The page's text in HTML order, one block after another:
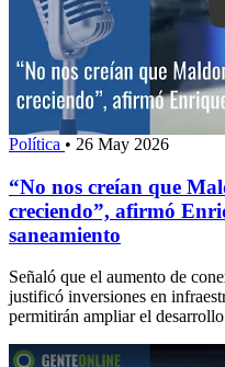
Política • 26 May 2026
“No nos creían que
creciendo”, afirmó
saneamiento
Señaló que el aumento de
justificó inversiones en
permitirán ampliar el